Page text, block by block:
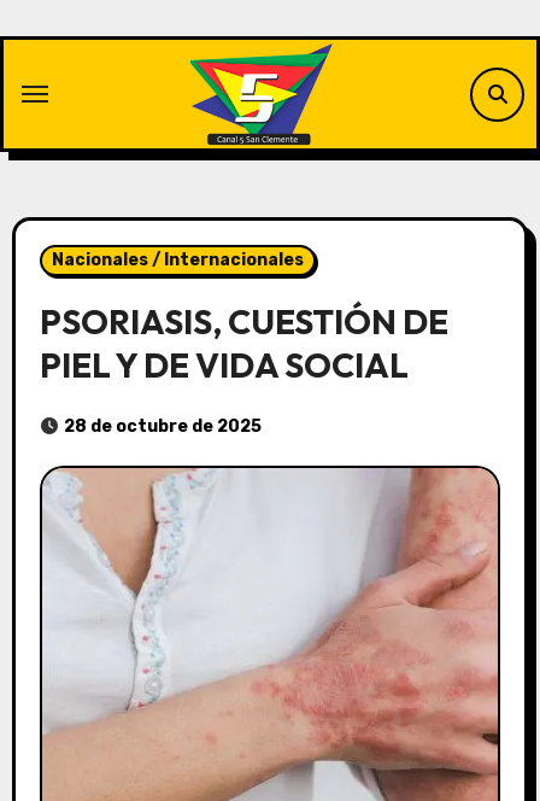
contenido
Nacionales / Internacionales
PSORIASIS, CUESTIÓN DE
PIEL Y DE VIDA SOCIAL
28 de octubre de 2025